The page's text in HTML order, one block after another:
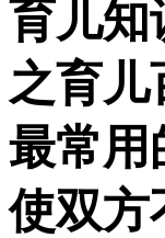
育儿知
之育
最常用
使双方